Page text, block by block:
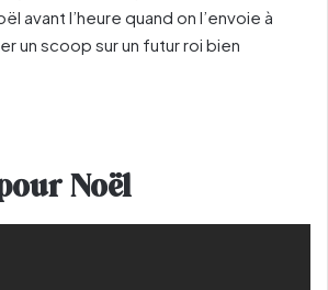
avant l’heure quand on l’envoie à
un scoop sur un futur roi bien
Noël